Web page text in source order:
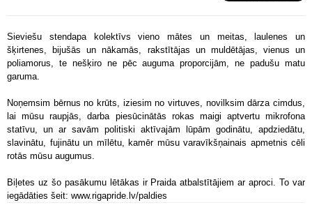
Sieviešu stendapa kolektīvs vieno mātes un meitas, laulenes un
šķirtenes, bijušās un nākamās, rakstītājas un muldētājas, vienus un
poliamorus, te nešķiro ne pēc auguma proporcijām, ne padušu matu
garuma.
Noņemsim bērnus no krūts, iziesim no virtuves, novilksim dārza cimdus,
lai mūsu raupjās, darba piesūcinātās rokas maigi aptvertu mikrofona
statīvu, un ar savām politiski aktīvajām lūpām godinātu, apdziedātu,
slavinātu, fujinātu un mīlētu, kamēr mūsu varavīkšņainais apmetnis cēli
rotās mūsu augumus.
Biļetes uz šo pasākumu lētākas ir Praida atbalstītājiem ar aproci. To var
iegādāties šeit: www.rigapride.lv/paldies